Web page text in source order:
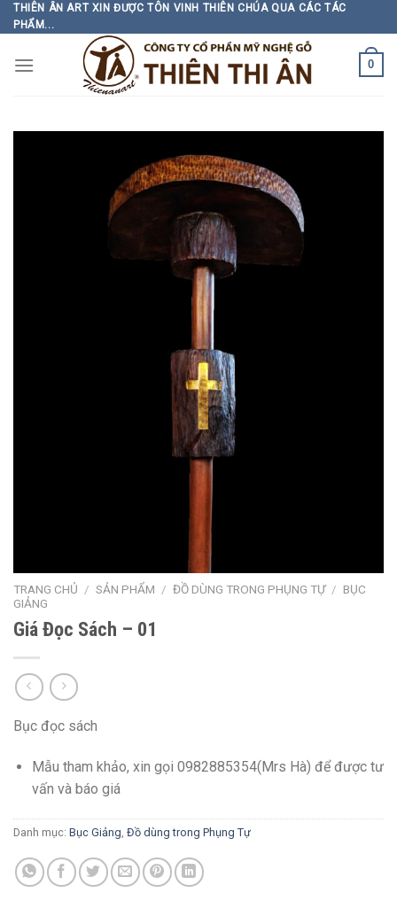
Skip
to
THIÊN ÂN ART XIN ĐƯỢC TÔN VINH THIÊN CHÚA QUA CÁC TÁC
PHẨM...
0
TRANG CHỦ / SẢN PHẨM / ĐỒ DÙNG TRONG PHỤNG TỰ / BỤC
GIẢNG
Giá Đọc Sách – 01
Bục đọc sách
Mẫu tham khảo, xin gọi 0982885354(Mrs Hà) để được tư
vấn và báo giá
Danh mục: Bục Giảng Đồ dùng trong Phụng Tự